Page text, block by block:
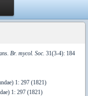
Br. mycol. Soc. 31(3-4): 184
1: 297 (1821)
1: 297 (1821)